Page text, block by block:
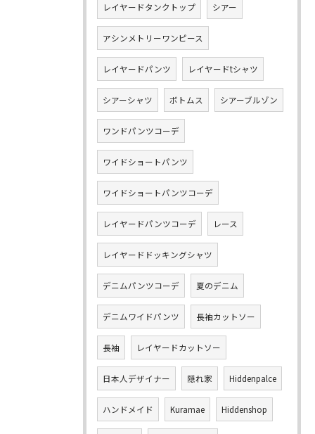
レイヤードタンクトップ シアー
アシンメトリーワンピース
レイヤードパンツ レイヤードtシャツ
シアーシャツ ボトムス シアーブルゾン
ワンドパンツコーデ
ワイドショートパンツ
ワイドショートパンツコーデ
レイヤードパンツコーデ レース
レイヤードドッキングシャツ
デニムパンツコーデ 夏のデニム
デニムワイドパンツ 長袖カットソー
長袖 レイヤードカットソー
日本人デザイナー 隠れ家 Hiddenpalce
ハンドメイド Kuramae Hiddenshop